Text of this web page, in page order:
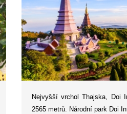
Nejvyšší vrchol Thajska, Doi
2565 metrů. Národní park Doi